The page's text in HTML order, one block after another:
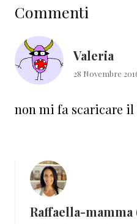
del
lettore
Commenti
Valeria
28 Novembre
non mi fa scaricare il
Raffaella-mamma